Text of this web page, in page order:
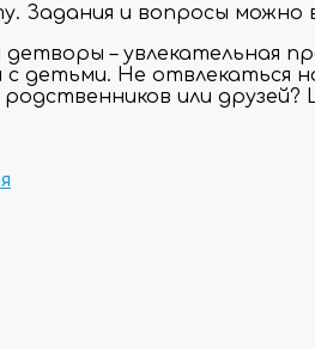
Задания и вопросы
– увлекательная
Не отвлекаться
или